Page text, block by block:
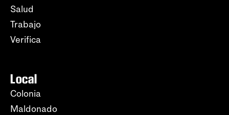
Salud
Trabajo
Verifica
Local
Colonia
Maldonado